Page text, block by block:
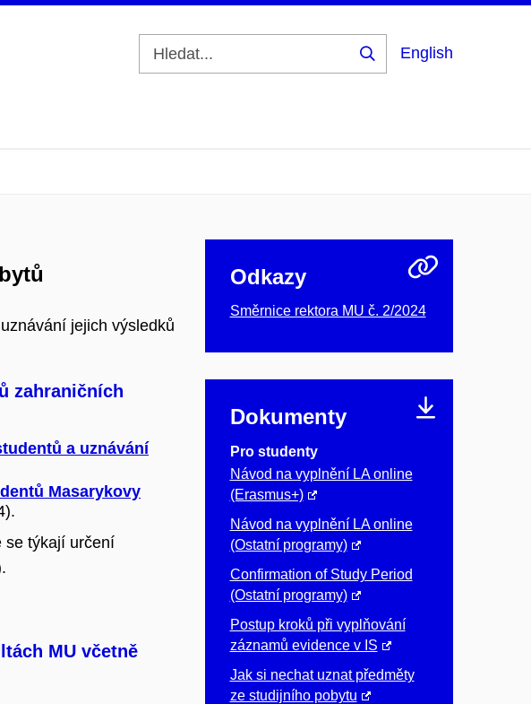
English
jejich výsledků
zahraničních
a uznávání
Masarykovy
se týkají určení
MU včetně
Odkazy
Směrnice rektora MU č. 2/2024
Dokumenty
Pro studenty
Návod na vyplnění LA online
(Erasmus+)
Návod na vyplnění LA online
(Ostatní programy)
Confirmation of Study Period
(Ostatní programy)
Postup kroků při vyplňování
záznamů evidence v IS
Jak si nechat uznat předměty
ze studijního pobytu